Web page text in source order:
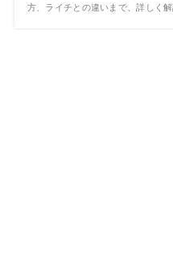
方、ライチとの違いまで、詳しく解